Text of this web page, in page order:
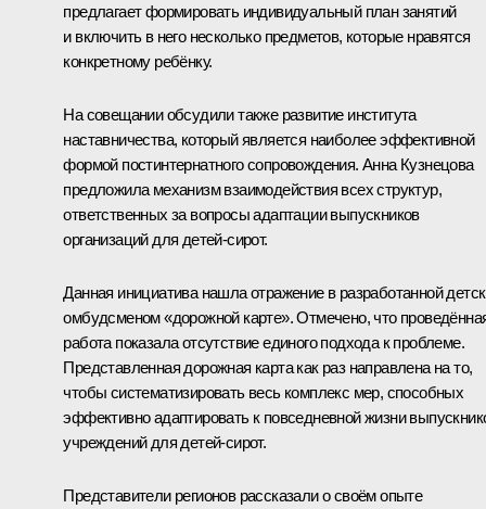
предлагает формировать индивидуальный план занятий
и включить в него несколько предметов, которые нравятся
конкретному ребёнку.
На совещании обсудили также развитие института
наставничества, который является наиболее эффективной
формой постинтернатного сопровождения. Анна Кузнецова
предложила механизм взаимодействия всех структур,
ответственных за вопросы адаптации выпускников
организаций для детей-сирот.
Данная инициатива нашла отражение в разработанной
омбудсменом «дорожной карте». Отмечено, что
работа показала отсутствие единого подхода к проблеме.
Представленная дорожная карта как раз направлена на то,
чтобы систематизировать весь комплекс мер, способных
эффективно адаптировать к повседневной жизни
учреждений для детей-сирот.
Представители регионов рассказали о своём опыте